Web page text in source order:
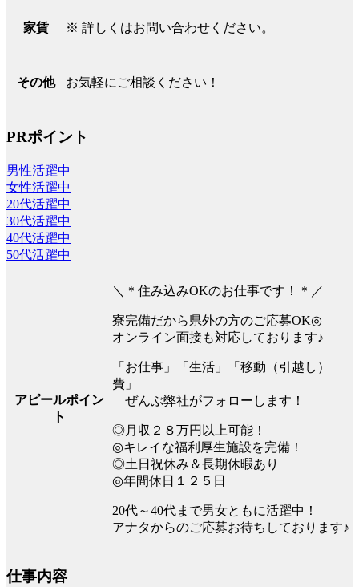
家賃 ※ 詳しくはお問い合わせください。
その他 お気軽にご相談ください！
PRポイント
男性活躍中
女性活躍中
20代活躍中
30代活躍中
40代活躍中
50代活躍中
アピールポイン
ト
＼＊住み込みOKのお仕事です！＊／
寮完備だから県外の方のご応募OK◎
オンライン面接も対応しております♪
「お仕事」「生活」「移動（引越し）
費」
ぜんぶ弊社がフォローします！
◎月収２８万円以上可能！
◎キレイな福利厚生施設を完備！
◎土日祝休み＆長期休暇あり
◎年間休日１２５日
20代～40代まで男女ともに活躍中！
アナタからのご応募お待ちしております♪
仕事内容